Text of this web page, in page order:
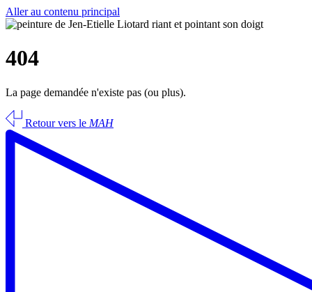
Aller au contenu principal
404
La page demandée n'existe pas (ou plus).
Retour vers le MAH